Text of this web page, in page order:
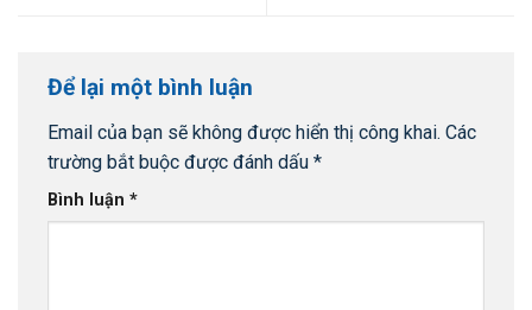
Để lại một bình luận
Email của bạn sẽ không được hiển thị công khai. Các
trường bắt buộc được đánh dấu *
Bình luận *